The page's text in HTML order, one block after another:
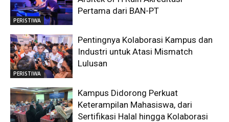
PERISTIWA
Pertama dari BAN-PT
PERISTIWA
Pentingnya Kolaborasi Kampus dan
Industri untuk Atasi Mismatch
Lulusan
Kampus Didorong Perkuat
Keterampilan Mahasiswa, dari
Sertifikasi Halal hingga Kolaborasi